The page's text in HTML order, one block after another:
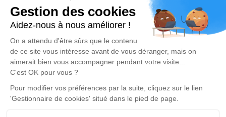
Réseaux sociaux
Liens utiles
Publier un avis de décès
Signaler un abus/une erreur